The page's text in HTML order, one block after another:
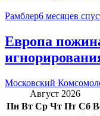
Рамблер6 месяцев
Европа
Московский
Август 2026
Пн Вт Ср Чт Пт Сб